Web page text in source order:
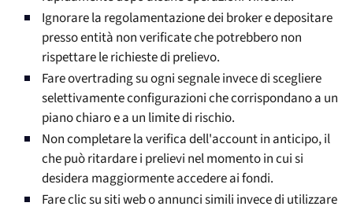
Ignorare la regolamentazione dei broker e depositare
presso entità non verificate che potrebbero non
rispettare le richieste di prelievo.
Fare overtrading su ogni segnale invece di scegliere
selettivamente configurazioni che corrispondano a un
piano chiaro e a un limite di rischio.
Non completare la verifica dell'account in anticipo, il
che può ritardare i prelievi nel momento in cui si
desidera maggiormente accedere ai fondi.
Fare clic su siti web o annunci simili invece di utilizzare